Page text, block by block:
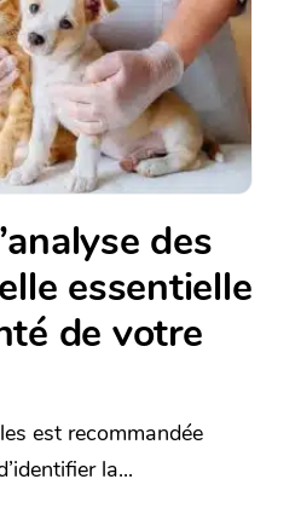
des
essentielle
de votre
est recommandée
la...